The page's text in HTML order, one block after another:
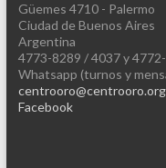
Güemes 4710 - Palermo
Ciudad de Buenos Aires
Argentina
4773-8289 / 4037 y
Whatsapp (turnos y
Facebook